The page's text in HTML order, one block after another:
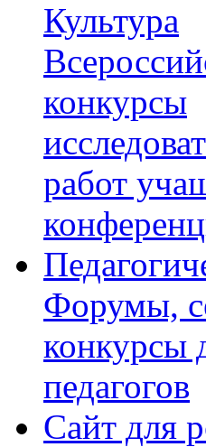
Культура
конкурсы
работ
Форумы,
конкурсы
педагогов
Сайт для